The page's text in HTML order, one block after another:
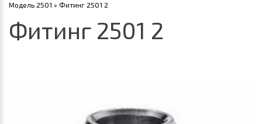
Модель 2501 » Фитинг 2501 2
Фитинг 2501 2